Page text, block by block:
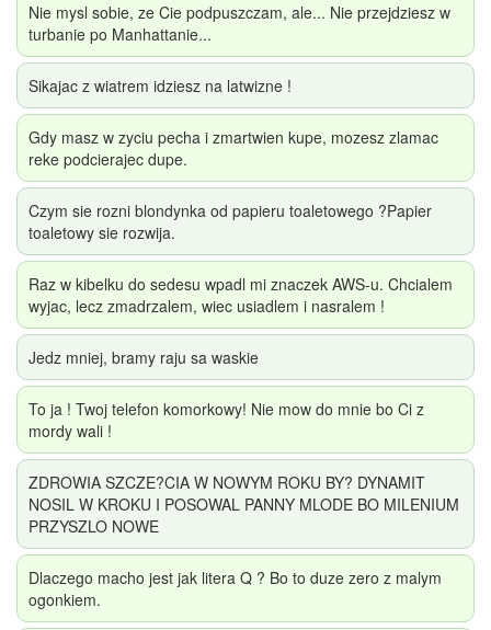
Nie mysl sobie, ze Cie podpuszczam, ale... Nie przejdziesz w
turbanie po Manhattanie...
Sikajac z wiatrem idziesz na latwizne !
Gdy masz w zyciu pecha i zmartwien kupe, mozesz zlamac
reke podcierajec dupe.
Czym sie rozni blondynka od papieru toaletowego ?Papier
toaletowy sie rozwija.
Raz w kibelku do sedesu wpadl mi znaczek AWS-u. Chcialem
wyjac, lecz zmadrzalem, wiec usiadlem i nasralem !
Jedz mniej, bramy raju sa waskie
To ja ! Twoj telefon komorkowy! Nie mow do mnie bo Ci z
mordy wali !
ZDROWIA SZCZE?CIA W NOWYM ROKU BY? DYNAMIT
NOSIL W KROKU I POSOWAL PANNY MLODE BO MILENIUM
PRZYSZLO NOWE
Dlaczego macho jest jak litera Q ? Bo to duze zero z malym
ogonkiem.